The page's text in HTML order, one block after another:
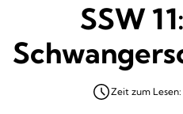
SSW
Zeit zum Lesen: